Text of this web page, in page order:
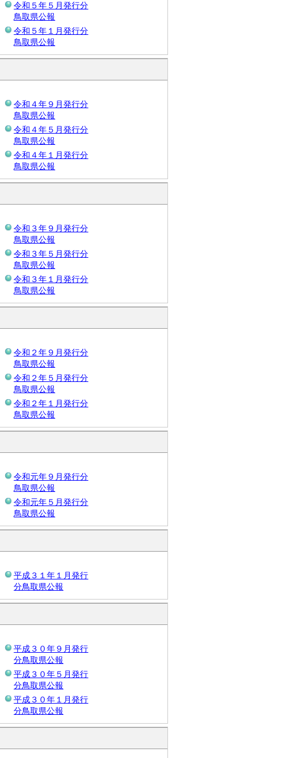
令和５年５月発行分
鳥取県公報
令和５年１月発行分
鳥取県公報
令和４年９月発行分
鳥取県公報
令和４年５月発行分
鳥取県公報
令和４年１月発行分
鳥取県公報
令和３年９月発行分
鳥取県公報
令和３年５月発行分
鳥取県公報
令和３年１月発行分
鳥取県公報
令和２年９月発行分
鳥取県公報
令和２年５月発行分
鳥取県公報
令和２年１月発行分
鳥取県公報
令和元年９月発行分
鳥取県公報
令和元年５月発行分
鳥取県公報
平成３１年１月発行
分鳥取県公報
平成３０年９月発行
分鳥取県公報
平成３０年５月発行
分鳥取県公報
平成３０年１月発行
分鳥取県公報